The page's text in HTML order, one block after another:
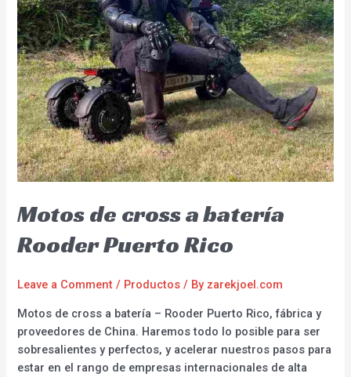
Motos de cross a batería
Rooder Puerto Rico
Leave a Comment / Productos / By zarekjoel.com
Motos de cross a batería – Rooder Puerto Rico, fábrica y
proveedores de China. Haremos todo lo posible para ser
sobresalientes y perfectos, y acelerar nuestros pasos para
estar en el rango de empresas internacionales de alta